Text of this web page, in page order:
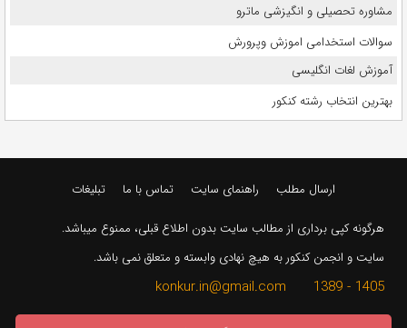
مشاوره تحصیلی و انگیزشی ماترو
سوالات استخدامی اموزش وپرورش
آموزش لغات انگلیسی
بهترین انتخاب رشته کنکور
ارسال مطلب راهنمای سایت تماس با ما تبلیغات
هرگونه کپی برداری از مطالب سایت بدون اطلاع قبلی، ممنوع میباشد.
سایت و انجمن کنکور به هیچ نهادی وابسته و متعلق نمی باشد.
1405 - 1389 konkur.in@gmail.com